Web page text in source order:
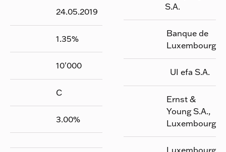
24.05.2019
1.35%
10'000
C
3.00%
S.A.
Banque de
Luxembourg
UI efa S.A.
Ernst &
Young S.A.,
Luxembourg